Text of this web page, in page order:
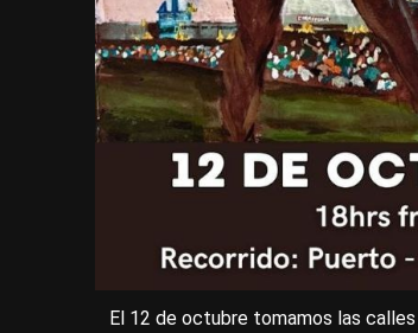
El 12 de octubre tomamos las